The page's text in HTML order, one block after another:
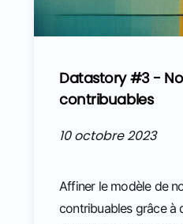
Datastory #3 -
contribuables
10 octobre 2023
Affiner le modèle de
contribuables grâce à